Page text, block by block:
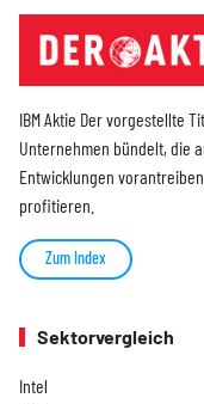
IBM Aktie Der vorgestellte
Unternehmen bündelt, die
Entwicklungen
profitieren.
Zum Index
Sektorvergleich
Intel